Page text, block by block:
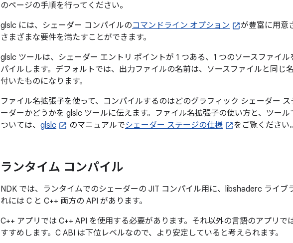
のページの手順を行ってください。
glslc には、シェーダー コンパイルのコマンドライン オプション
が豊富に用意
さまざまな要件を満たすことができます。
glslc ツールは、シェーダー エントリ ポイントが 1 つある、1 つのソースファイル
パイルします。デフォルトでは、出力ファイルの名前は、ソースファイルと同じ
付いたものになります。
ファイル名拡張子を使って、コンパイルするのはどのグラフィック シェーダー
ーダーかどうかを glslc ツールに伝えます。ファイル名拡張子の使い方と、ツー
ついては、 glslc のマニュアルでシェーダー ステージの仕様 をご覧ください。
ランタイム コンパイル
NDK では、ランタイムでのシェーダーの JIT コンパイル用に、libshaderc ライブ
れには C と C++ 両方の API があります。
C++ アプリでは C++ API を使用する必要があります。それ以外の言語のアプリで
すすめします。C ABI は下位レベルなので、より安定していると考えられます。